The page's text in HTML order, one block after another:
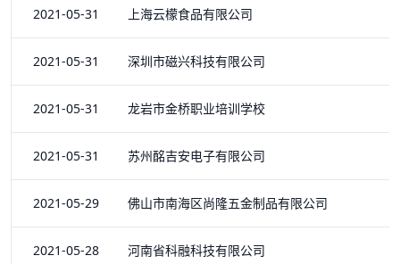
2021-05-31 上海云檬食品有限公司
2021-05-31 深圳市磁兴科技有限公司
2021-05-31 龙岩市金桥职业培训学校
2021-05-31 苏州酩吉安电子有限公司
2021-05-29 佛山市南海区尚隆五金制品有限公司
2021-05-28 河南省科融科技有限公司